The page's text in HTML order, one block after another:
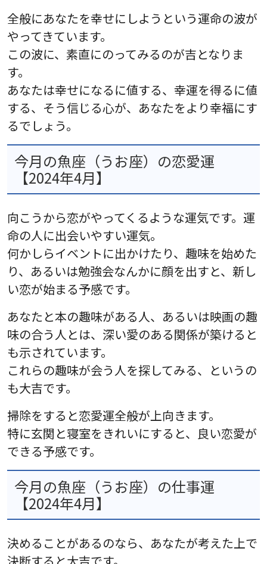
全般にあなたを幸せにしようという運命の波が
やってきています。
この波に、素直にのってみるのが吉となりま
す。
あなたは幸せになるに値する、幸運を得るに値
する、そう信じる心が、あなたをより幸福にす
るでしょう。
今月の魚座（うお座）の恋愛運
【2024年4月】
向こうから恋がやってくるような運気です。運
命の人に出会いやすい運気。
何かしらイベントに出かけたり、趣味を始めた
り、あるいは勉強会なんかに顔を出すと、新し
い恋が始まる予感です。
あなたと本の趣味がある人、あるいは映画の趣
味の合う人とは、深い愛のある関係が築けると
も示されています。
これらの趣味が会う人を探してみる、というの
も大吉です。
掃除をすると恋愛運全般が上向きます。
特に玄関と寝室をきれいにすると、良い恋愛が
できる予感です。
今月の魚座（うお座）の仕事運
【2024年4月】
決めることがあるのなら、あなたが考えた上で